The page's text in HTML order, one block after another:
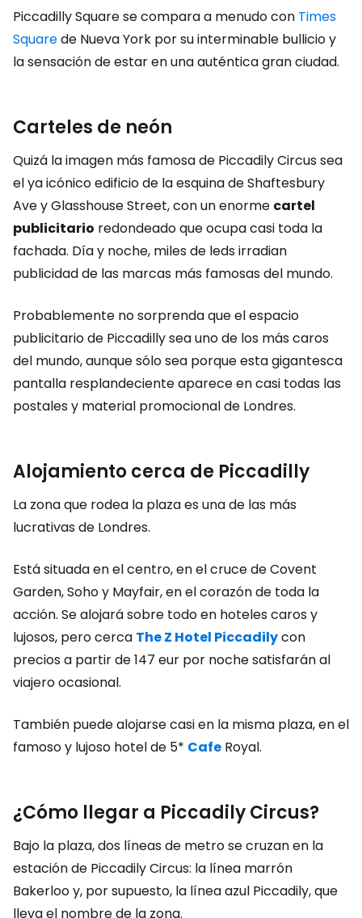
Piccadilly Square se compara a menudo con Times
Squarede Nueva York por su interminable bullicio y
la sensación de estar en una auténtica gran ciudad.
Carteles de neón
Quizá la imagen más famosa de Piccadily Circus sea
el ya icónico edificio de la esquina de Shaftesbury
Ave y Glasshouse Street, con un enorme cartel
publicitario redondeado que ocupa casi toda la
fachada. Día y noche, miles de leds irradian
publicidad de las marcas más famosas del mundo.
Probablemente no sorprenda que el espacio
publicitario de Piccadilly sea uno de los más caros
del mundo, aunque sólo sea porque esta gigantesca
pantalla resplandeciente aparece en casi todas las
postales y material promocional de Londres.
Alojamiento cerca de Piccadilly
La zona que rodea la plaza es una de las más
lucrativas de Londres.
Está situada en el centro, en el cruce de Covent
Garden, Soho y Mayfair, en el corazón de toda la
acción. Se alojará sobre todo en hoteles caros y
lujosos, pero cerca The Z Hotel Piccadilycon
precios a partir de 147 eur por noche satisfarán al
viajero ocasional.
También puede alojarse casi en la misma plaza, en el
famoso y lujoso hotel de 5* Cafe Royal.
¿Cómo llegar a Piccadily Circus?
Bajo la plaza, dos líneas de metro se cruzan en la
estación de Piccadily Circus: la línea marrón
Bakerloo y, por supuesto, la línea azul Piccadily, que
lleva el nombre de la zona.